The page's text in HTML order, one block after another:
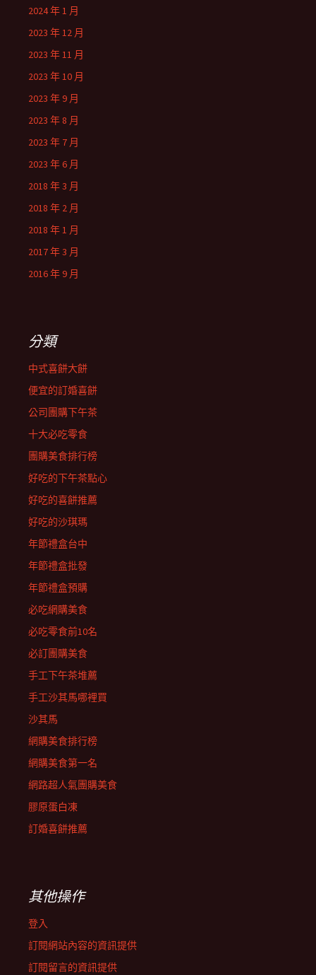
2024 年 1 月
2023 年 12 月
2023 年 11 月
2023 年 10 月
2023 年 9 月
2023 年 8 月
2023 年 7 月
2023 年 6 月
2018 年 3 月
2018 年 2 月
2018 年 1 月
2017 年 3 月
2016 年 9 月
分類
中式喜餅大餅
便宜的訂婚喜餅
公司團購下午茶
十大必吃零食
團購美食排行榜
好吃的下午茶點心
好吃的喜餅推薦
好吃的沙琪瑪
年節禮盒台中
年節禮盒批發
年節禮盒預購
必吃網購美食
必吃零食前10名
必訂團購美食
手工下午茶堆薦
手工沙其馬哪裡買
沙其馬
網購美食排行榜
網購美食第一名
網路超人氣團購美食
膠原蛋白凍
訂婚喜餅推薦
其他操作
登入
訂閱網站內容的資訊提供
訂閱留言的資訊提供